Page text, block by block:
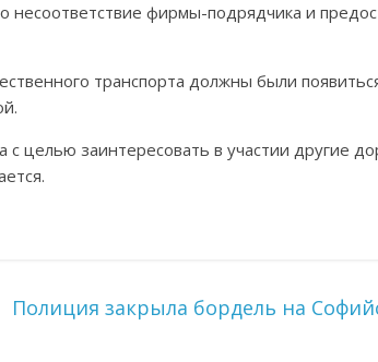
несоответствие фирмы-подрядчика и
транспорта должны были
с целью заинтересовать в участии другие
Полиция закрыла бордель на